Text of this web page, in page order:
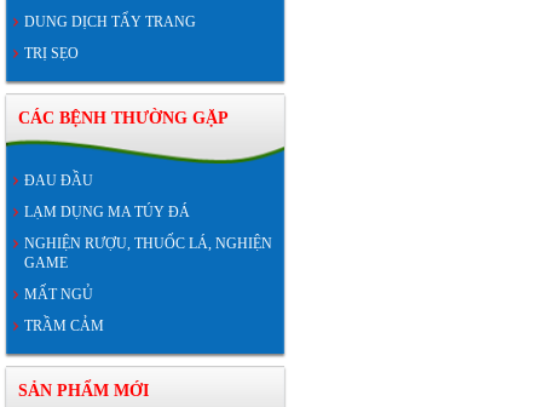
DUNG DỊCH TẨY TRANG
TRỊ SẸO
CÁC BỆNH THƯỜNG GẶP
ĐAU ĐẦU
LẠM DỤNG MA TÚY ĐÁ
NGHIỆN RƯỢU, THUỐC LÁ, NGHIỆN
GAME
MẤT NGỦ
TRẦM CẢM
SẢN PHẨM MỚI